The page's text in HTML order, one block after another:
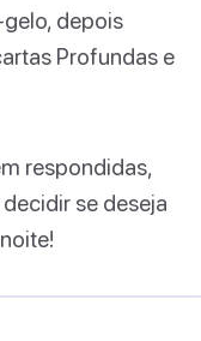
depois
Profundas e
respondidas,
se deseja